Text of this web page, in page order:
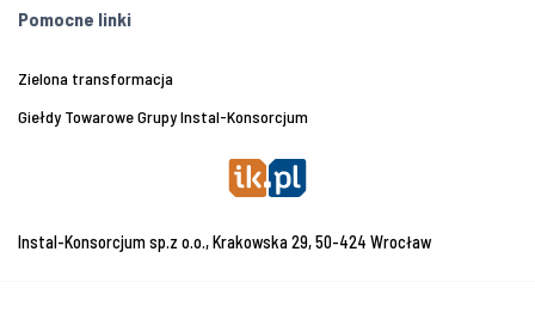
Pomocne linki
Zielona transformacja
Giełdy Towarowe Grupy Instal-Konsorcjum
Instal-Konsorcjum sp.z o.o., Krakowska 29, 50-424 Wrocław